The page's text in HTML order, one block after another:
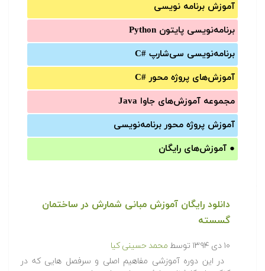
آموزش برنامه نویسی
برنامه‌نویسی پایتون Python
برنامه‌‌نویسی سی‌شارپ C#‎
آموزش‌های پروژه محور #C
مجموعه آموزش‌های جاوا Java
آموزش‌ پروژه محور برنامه‌نویسی
● آموزش‌های رایگان
دانلود رایگان آموزش مبانی شمارش در ساختمان
گسسته
۱۰ دی ۱۳۹۴ توسط محمد حسینی کیا
در این دوره آموزشی مفاهیم اصلی و سرفصل هایی که در